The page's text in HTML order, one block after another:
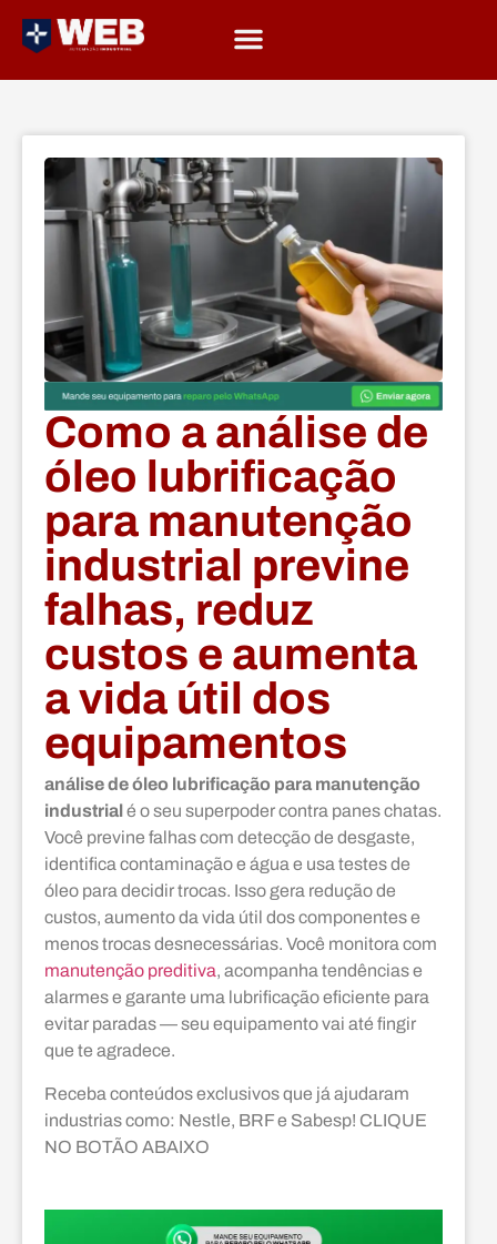
Como a análise de
óleo lubrificação
para manutenção
industrial previne
falhas, reduz
custos e aumenta
a vida útil dos
equipamentos
análise de óleo lubrificação para manutenção
industrial é o seu superpoder contra panes chatas.
Você previne falhas com detecção de desgaste,
identifica contaminação e água e usa testes de
óleo para decidir trocas. Isso gera redução de
custos, aumento da vida útil dos componentes e
menos trocas desnecessárias. Você monitora com
manutenção preditiva, acompanha tendências e
alarmes e garante uma lubrificação eficiente para
evitar paradas — seu equipamento vai até fingir
que te agradece.
Receba conteúdos exclusivos que já ajudaram
industrias como: Nestle, BRF e Sabesp! CLIQUE
NO BOTÃO ABAIXO